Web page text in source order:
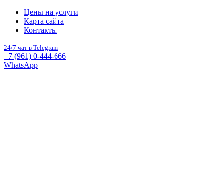
Цены на услуги
Карта сайта
Контакты
24/7 чат в Telegram
+7 (961) 0-444-666
WhatsApp